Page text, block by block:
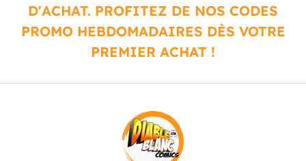
D'ACHAT. PROFITEZ DE NOS CODES
PROMO HEBDOMADAIRES DÈS VOTRE
PREMIER ACHAT !